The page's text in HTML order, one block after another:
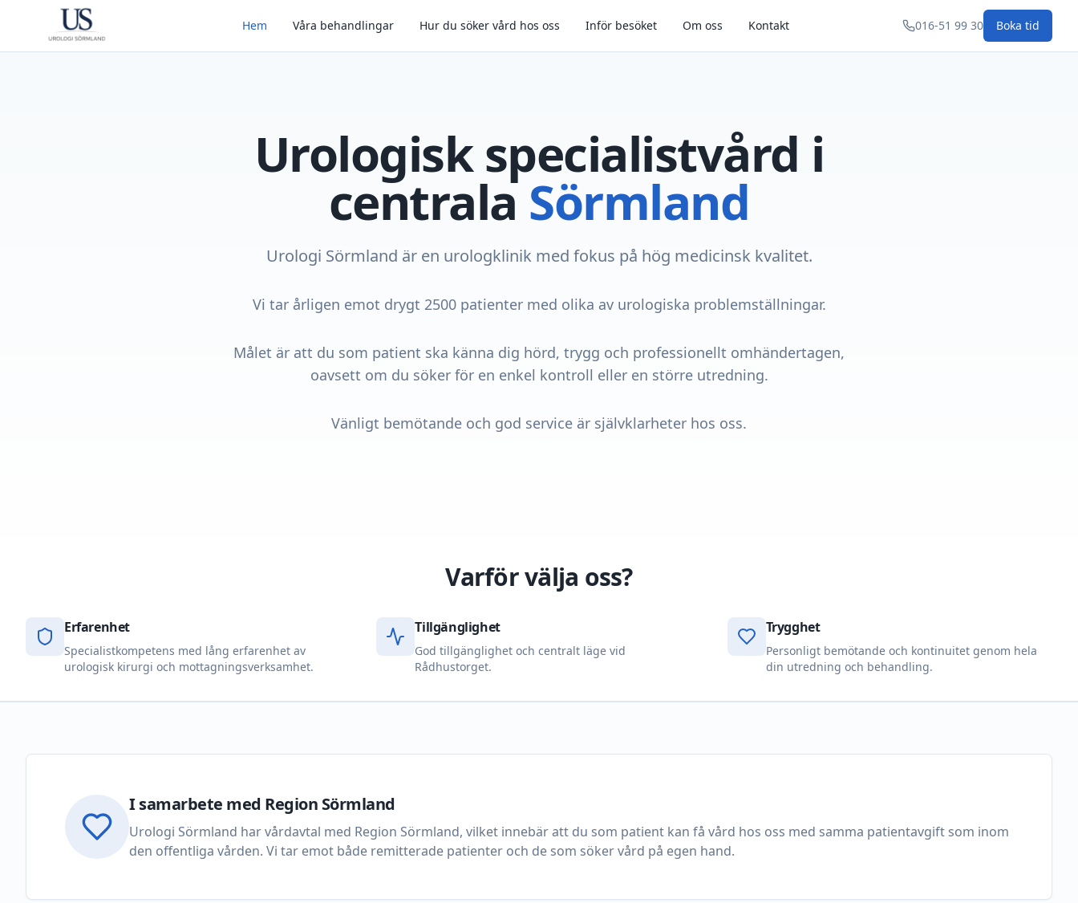
Hem Våra behandlingar Hur du söker vård hos oss Inför besöket Om oss Kontakt 016-51 99 30 Boka tid
Urologisk specialistvård i
centralaSörmland
Urologi Sörmland är en urologklinik med fokus på hög medicinsk kvalitet.
Vi tar årligen emot drygt 2500 patienter med olika av urologiska problemställningar.
Målet är att du som patient ska känna dig hörd, trygg och professionellt omhändertagen,
oavsett om du söker för en enkel kontroll eller en större utredning.
Vänligt bemötande och god service är självklarheter hos oss.
Varför välja oss?
Erfarenhet
Specialistkompetens med lång erfarenhet av
urologisk kirurgi och mottagningsverksamhet.
Tillgänglighet
God tillgänglighet och centralt läge vid
Rådhustorget.
Trygghet
Personligt bemötande och kontinuitet genom hela
din utredning och behandling.
I samarbete med Region Sörmland
Urologi Sörmland har vårdavtal med Region Sörmland, vilket innebär att du som patient kan få vård hos oss med samma patientavgift som inom
den offentliga vården. Vi tar emot både remitterade patienter och de som söker vård på egen hand.